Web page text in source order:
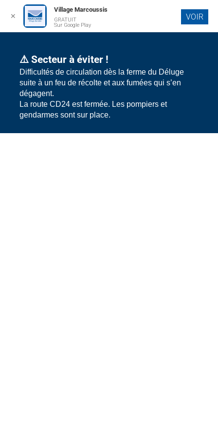
⚠️ Secteur à éviter !
Difficultés de circulation dès la ferme du Déluge
suite à un feu de récolte et aux fumées qui s’en
dégagent.
La route CD24 est fermée. Les pompiers et
gendarmes sont sur place.
✕
Village Marcoussis
GRATUIT
Sur Google Play
VOIR